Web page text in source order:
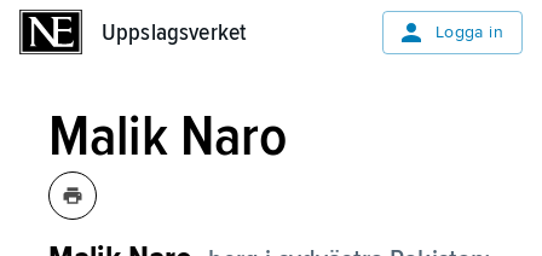
Uppslagsverket Logga in
Malik Naro